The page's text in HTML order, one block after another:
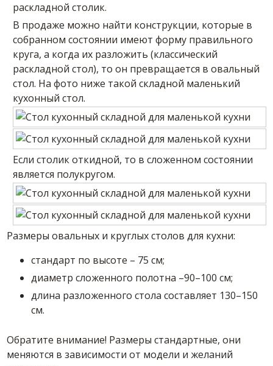
раскладной столик.
В продаже можно найти конструкции, которые в
собранном состоянии имеют форму правильного
круга, а когда их разложить (классический
раскладной стол), то он превращается в овальный
стол. На фото ниже такой складной маленький
кухонный стол.
Если столик откидной, то в сложенном состоянии
является полукругом.
Размеры овальных и круглых столов для кухни:
стандарт по высоте – 75 см;
диаметр сложенного полотна –90–100 см;
длина разложенного стола составляет 130–150
см.
Обратите внимание! Размеры стандартные, они
меняются в зависимости от модели и желаний